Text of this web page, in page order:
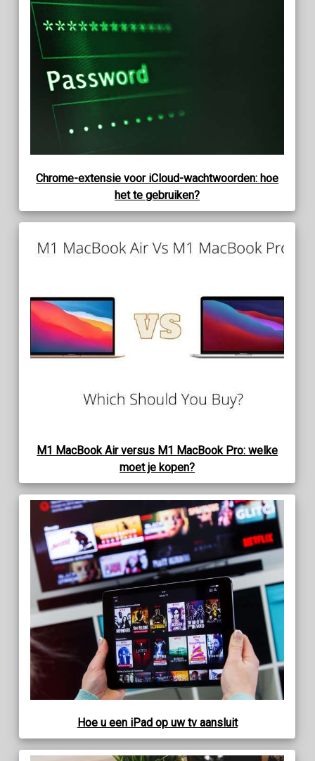
Chrome-extensie voor iCloud-wachtwoorden: hoe
het te gebruiken?
M1 MacBook Air versus M1 MacBook Pro: welke
moet je kopen?
Hoe u een iPad op uw tv aansluit